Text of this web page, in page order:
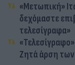
«Μετωπική»
δεχόμαστε
τελεσίγραφα»
Ζητά άρση